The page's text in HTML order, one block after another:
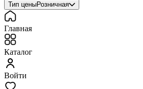
Тип ценыРозничная
Главная
Каталог
Войти